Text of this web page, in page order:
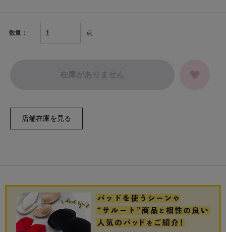
数量： 点
在庫がありません